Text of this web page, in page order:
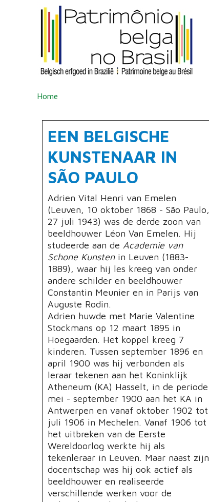
Overslaan en naar de inhoud gaan
U BENT HIER
Home
EEN BELGISCHE
KUNSTENAAR IN
SÃO PAULO
Adrien Vital Henri van Emelen
(Leuven, 10 oktober 1868 - São Paulo,
27 juli 1943) was de derde zoon van
beeldhouwer Léon Van Emelen. Hij
studeerde aan de Academie van
Schone Kunstenin Leuven (1883-
1889), waar hij les kreeg van onder
andere schilder en beeldhouwer
Constantin Meunier en in Parijs van
Auguste Rodin.
Adrien huwde met Marie Valentine
Stockmans op 12 maart 1895 in
Hoegaarden. Het koppel kreeg 7
kinderen. Tussen september 1896 en
april 1900 was hij verbonden als
leraar tekenen aan het Koninklijk
Atheneum (KA) Hasselt, in de periode
mei - september 1900 aan het KA in
Antwerpen en vanaf oktober 1902 tot
juli 1906 in Mechelen. Vanaf 1906 tot
het uitbreken van de Eerste
Wereldoorlog werkte hij als
tekenleraar in Leuven. Maar naast zijn
docentschap was hij ook actief als
beeldhouwer en realiseerde
verschillende werken voor de